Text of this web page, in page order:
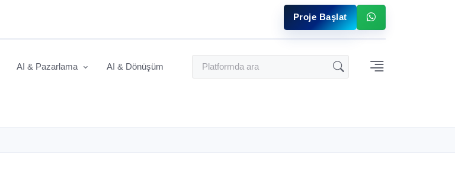
Proje Başlat
AI & Pazarlama AI & Dönüşüm